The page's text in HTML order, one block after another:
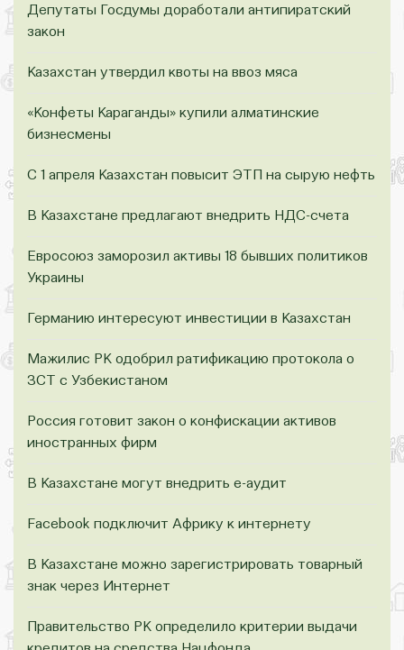
Депутаты Госдумы доработали антипиратский
закон
Казахстан утвердил квоты на ввоз мяса
«Конфеты Караганды» купили алматинские
бизнесмены
С 1 апреля Казахстан повысит ЭТП на сырую нефть
В Казахстане предлагают внедрить НДС-счета
Евросоюз заморозил активы 18 бывших политиков
Украины
Германию интересуют инвестиции в Казахстан
Мажилис РК одобрил ратификацию протокола о
ЗСТ с Узбекистаном
Россия готовит закон о конфискации активов
иностранных фирм
В Казахстане могут внедрить е-аудит
Facebook подключит Африку к интернету
В Казахстане можно зарегистрировать товарный
знак через Интернет
Правительство РК определило критерии выдачи